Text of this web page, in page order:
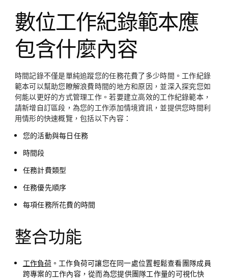
數位工作紀錄範本應
包含什麼內容
時間記錄不僅是單純追蹤您的任務花費了多少時間。工作紀錄
範本可以幫助您瞭解浪費時間的地方和原因，並深入探究您如
何能以更好的方式管理工作。若要建立高效的工作紀錄範本，
請新增自訂區段，為您的工作添加情境資訊，並提供您時間利
用情形的快速概覽，包括以下內容：
您的活動與每日任務
時間段
任務計費類型
任務優先順序
每項任務所花費的時間
整合功能
工作負荷。工作負荷可讓您在同一處位置輕鬆查看團隊成員
跨專案的工作內容，從而為您提供團隊工作量的可視化快